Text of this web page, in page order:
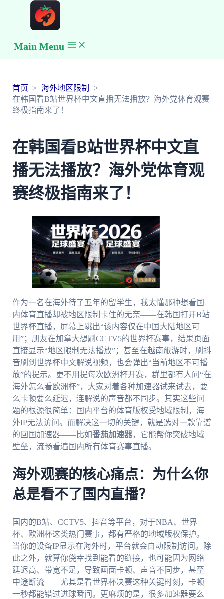
Main Menu
首页
海外地区限制
在韩国看B站世界杯中文直播无法播放？海外党体育观赛
终极指南来了！
在韩国看B站世界杯中文直
播无法播放？海外党体育观
赛终极指南来了！
作为一名在海外待了五年的留学生，我太懂那种想看国
内体育直播却被地区限制卡住的无奈——在韩国打开B站
世界杯直播，屏幕上跳出“该内容仅在中国大陆地区可
用”；朋友在加拿大想刷CCTV5的世界杯赛事，结果页面
直接显示“地区限制无法播放”；甚至在越南旅游时，刷抖
音刷到世界杯中文解说视频，也会弹出“当前地区不可播
放”的提示。更不用提每次欧洲杯开赛，群里都有人问“在
海外怎么看欧洲杯”，大家对着各种加速器试来试去，要
么卡顿要么延迟，连解说的声音都不同步。其实这些问
题的根源很简单：国内平台的体育版权受地域限制，海
外IP无法访问。而解决这一切的关键，就是选对一款靠谱
的回国加速器——比如番茄加速器，它能帮你突破地域
壁垒，流畅看遍国内所有体育赛事直播。
海外观赛的核心痛点：为什么你
总是看不了国内直播？
国内的B站、CCTV5、抖音等平台，对于NBA、世界
杯、欧洲杯这类热门赛事，都有严格的地域版权保护。
当你的设备IP显示在海外时，平台就会自动限制访问。除
此之外，就算你侥幸找到能看的链接，也可能因为网络
延迟高、带宽不足，导致画面卡顿、声音不同步，甚至
中途断流——尤其是看世界杯决赛这种关键时刻，卡顿
一秒都能错过进球瞬间。更麻烦的是，很多加速器要么